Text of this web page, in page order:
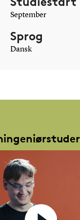
September
Sprog
Dansk